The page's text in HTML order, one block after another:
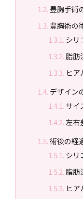
豊胸手術
豊胸術の
シリ
脂肪
ヒ
デザイン
サイ
左右
術後の経
シリ
脂肪
ヒ